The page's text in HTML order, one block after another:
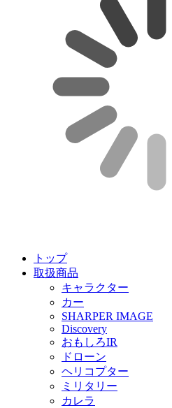
トップ
取扱商品
キャラクター
カー
SHARPER IMAGE
Discovery
おもしろIR
ドローン
ヘリコプター
ミリタリー
カレラ